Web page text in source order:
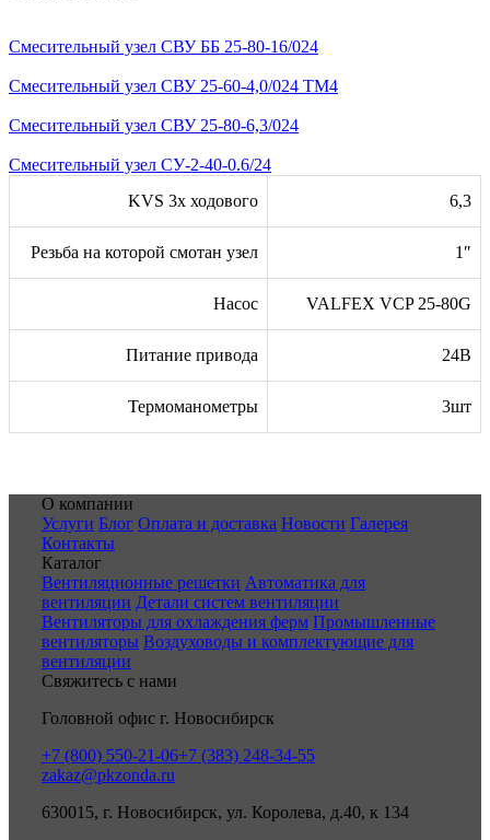
Смесительный узел СВУ ББ 25-80-16/024
Смесительный узел СВУ 25-60-4,0/024 TМ4
Смесительный узел СВУ 25-80-6,3/024
Смесительный узел СУ-2-40-0.6/24
KVS 3х ходового
6,3
Резьба на которой смотан узел 1″
Насос VALFEX VCP 25-80G
Питание привода 24В
Термоманометры 3шт
О компании
Услуги Блог Оплата и доставка Новости Галерея
Контакты
Каталог
Вентиляционные решетки Автоматика для
вентиляции Детали систем вентиляции
Вентиляторы для охлаждения ферм Промышленные
вентиляторы Воздуховоды и комплектующие для
вентиляции
Свяжитесь с нами
Головной офис г. Новосибирск
+7 (800) 550-21-06+7 (383) 248-34-55
zakaz@pkzonda.ru
630015, г. Новосибирск, ул. Королева, д.40, к 134